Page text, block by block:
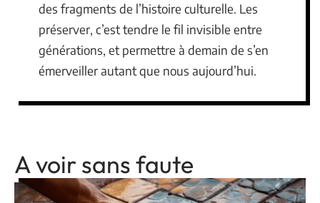
des fragments de l’histoire culturelle. Les
préserver, c’est tendre le fil invisible entre
générations, et permettre à demain de s’en
émerveiller autant que nous aujourd’hui.
A voir sans faute